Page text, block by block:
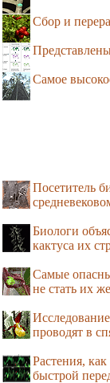
Сбор и
Самое
Посетитель
Биологи
кактуса их
Самые
не стать их
проводят в
Растения,
быстрой